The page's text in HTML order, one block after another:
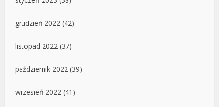
grudzień 2022 (42)
listopad 2022 (37)
październik 2022 (39)
wrzesień 2022 (41)